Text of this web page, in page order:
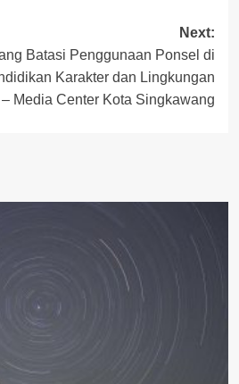
Next:
Batasi Penggunaan Ponsel di
Karakter dan Lingkungan
Media Center Kota Singkawang